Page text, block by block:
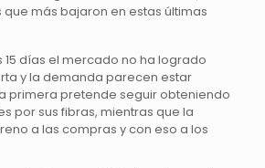
más bajaron en estas últimas
15 días el mercado no ha logrado
y la demanda parecen estar
primera pretende seguir obteniendo
por sus fibras, mientras que la
a las compras y con eso a los